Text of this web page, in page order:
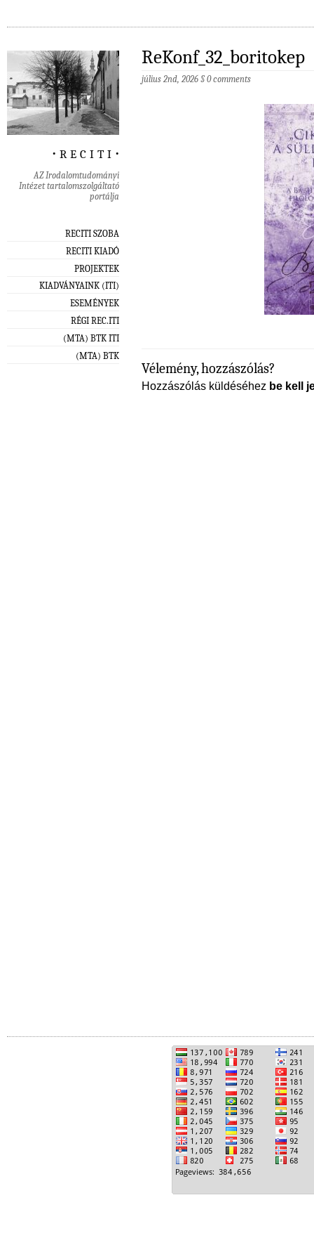
‧ r e c i t i ‧
AZ Irodalomtudományi
Intézet tartalomszolgáltató
portálja
RECITI SZOBA
RECITI KIADÓ
PROJEKTEK
KIADVÁNYAINK (ITI)
ESEMÉNYEK
RÉGI REC.ITI
(MTA) BTK ITI
(MTA) BTK
ReKonf_32_boritokep
július 2nd, 2026 §0 comments
Vélemény, hozzászólás?
Hozzászólás küldéséhez be kell